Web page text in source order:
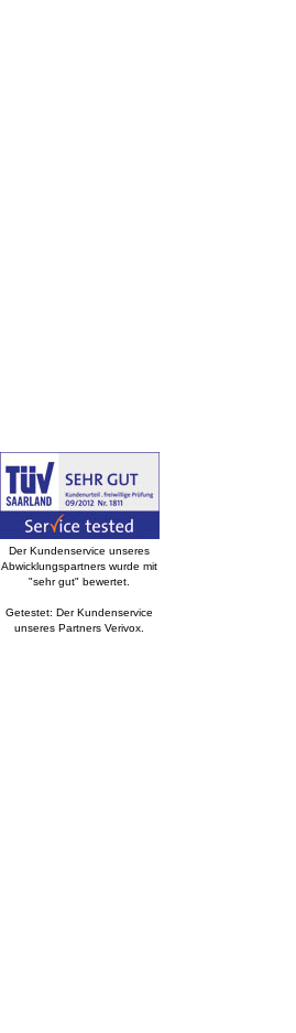
Der Kundenservice unseres
Abwicklungspartners wurde mit
"sehr gut" bewertet.
Getestet: Der Kundenservice
unseres Partners Verivox.